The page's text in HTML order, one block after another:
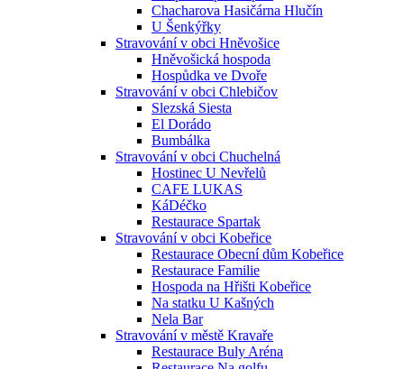
Chacharova Hasičárna Hlučín
U Šenkýřky
Stravování v obci Hněvošice
Hněvošická hospoda
Hospůdka ve Dvoře
Stravování v obci Chlebičov
Slezská Siesta
El Dorádo
Bumbálka
Stravování v obci Chuchelná
Hostinec U Nevřelů
CAFE LUKAS
KáDéčko
Restaurace Spartak
Stravování v obci Kobeřice
Restaurace Obecní dům Kobeřice
Restaurace Familie
Hospoda na Hřišti Kobeřice
Na statku U Kašných
Nela Bar
Stravování v městě Kravaře
Restaurace Buly Aréna